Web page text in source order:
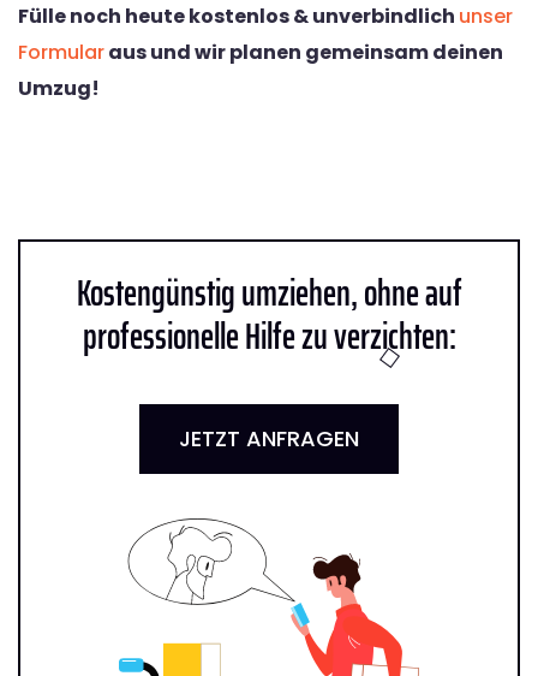
Fülle noch heute kostenlos & unverbindlich unser
Formularaus und wir planen gemeinsam deinen
Umzug!
Kostengünstig umziehen, ohne auf
professionelle Hilfe zu verzichten:
JETZT ANFRAGEN